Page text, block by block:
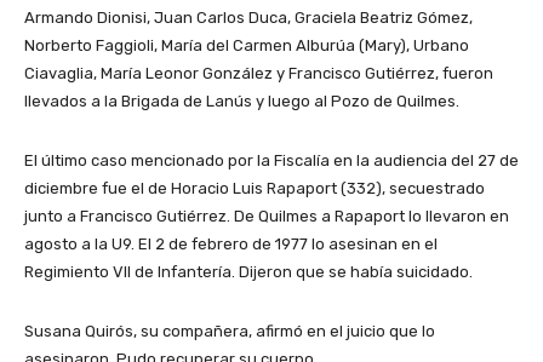
Armando Dionisi, Juan Carlos Duca, Graciela Beatriz Gómez,
Norberto Faggioli, María del Carmen Alburúa (Mary), Urbano
Ciavaglia, María Leonor González y Francisco Gutiérrez, fueron
llevados a la Brigada de Lanús y luego al Pozo de Quilmes.
El último caso mencionado por la Fiscalía en la audiencia del 27 de
diciembre fue el de Horacio Luis Rapaport (332), secuestrado
junto a Francisco Gutiérrez. De Quilmes a Rapaport lo llevaron en
agosto a la U9. El 2 de febrero de 1977 lo asesinan en el
Regimiento VII de Infantería. Dijeron que se había suicidado.
Susana Quirós, su compañera, afirmó en el juicio que lo